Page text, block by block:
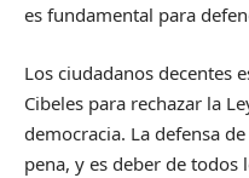
es fundamental para
Los ciudadanos decentes
Cibeles para rechazar la
democracia. La defensa
pena, y es deber de